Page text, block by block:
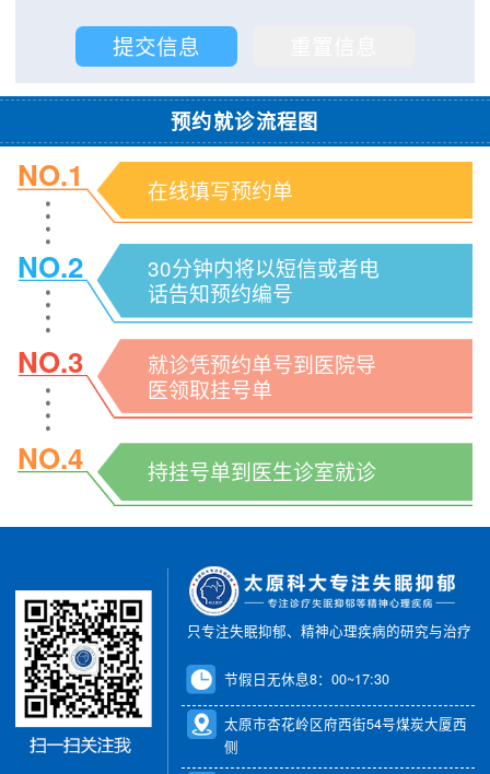
预约就诊流程图
NO.1 在线填写预约单
NO.2
30分钟内将以短信或者电
话告知预约编号
NO.3
就诊凭预约单号到医院导
医领取挂号单
NO.4 持挂号单到医生诊室就诊
只专注失眠抑郁、精神心理疾病的研究与治疗
节假日无休息8：00~17:30
太原市杏花岭区府西街54号煤炭大厦西
侧